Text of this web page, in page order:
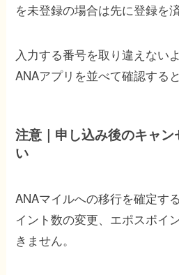
を未登録の場合は先に登録を
入力する番号を取り違えない
ANAアプリを並べて確認する
注意｜申し込み後のキャ
い
ANAマイルへの移行を確定す
イント数の変更、エポスポイ
きません。